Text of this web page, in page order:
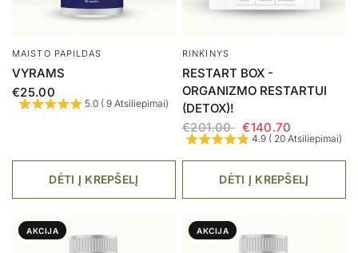
MAISTO PAPILDAS
VYRAMS
€25.00
5.0 ( 9 Atsiliepimai)
DĖTI Į KREPŠELĮ
RINKINYS
RESTART BOX -
ORGANIZMO RESTARTUI
(DETOX)!
€201.00
€140.70
4.9 ( 20 Atsiliepimai)
DĖTI Į KREPŠELĮ
AKCIJA AKCIJA